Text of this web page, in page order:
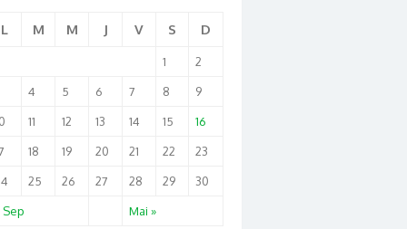
L M M J V S D
Sep Mai »
1 2
4 5 6 7 8 9
11 12 13 14 15 16
18 19 20 21 22 23
25 26 27 28 29 30